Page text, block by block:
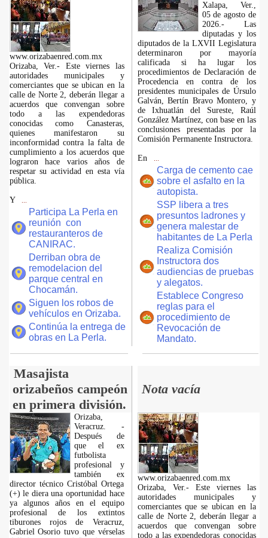
www.orizabaenred.com.mx
Orizaba, Ver.- Este viernes las
autoridades municipales y
comerciantes que se ubican en la
calle de Norte 2, deberán llegar a
acuerdos que convengan sobre
todo a las expendedoras
conocidas como Canasteras,
quienes manifestaron su
inconformidad contra la falta de
cumplimiento a los acuerdos que
lograron hace varios años de
respetar su actividad en esta vía
pública.
Y
Participa La Perla en
reunión con
restauranteros de
CANIRAC.
Derriban obra de
remodelacion del
parque central en
Chocamán.
Siguen los robos de
vehículos en Orizaba.
Continúa la entrega de
obras en La Perla.
Xalapa, Ver.,
05 de agosto de
2026.- Las
diputadas y los
diputados de la LXVII Legislatura
determinaron por mayoría
calificada si ha lugar los
procedimientos de Declaración de
Procedencia en contra de los
presidentes municipales de Úrsulo
Galván, Bertín Bravo Montero, y
de Ixhuatlán del Sureste, Raúl
González Martínez, con base en las
conclusiones presentadas por la
Comisión Permanente Instructora.
En
Carga de cemento cae
sobre el asfalto en la
autopista.
SSP libera a tres
presuntos ladrones y
genera malestar de
habitantes de La Perla
Realiza Comisión
Instructora dos
audiencias de pruebas
y alegatos.
Establece Congreso
reglas para el
procedimiento de
Revocación de
Mandato.
Masajista
orizabeños campeón
en primera división.
Nota vacía
Orizaba,
Veracruz. -
Después de
que el ex
futbolista
profesional y
también ex
director técnico Cristóbal Ortega
(+) le diera una oportunidad hace
ya algunos años en el equipo
profesional de los extintos
tiburones rojos de Veracruz,
Gabriel Osorio tuvo que vérselas
www.orizabaenred.com.mx
Orizaba, Ver.- Este viernes las
autoridades municipales y
comerciantes que se ubican en la
calle de Norte 2, deberán llegar a
acuerdos que convengan sobre
todo a las expendedoras conocidas